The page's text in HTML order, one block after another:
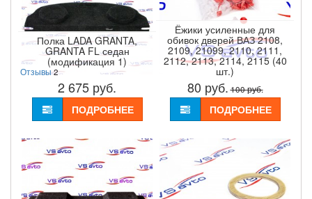
Полка LADA GRANTA,
GRANTA FL седан
(модификация 1)
Отзывы2
2 675 руб.
ПОДРОБНЕЕ
Ёжики усиленные для
обивок дверей ВАЗ 2108,
2109, 21099, 2110, 2111,
2112, 2113, 2114, 2115 (40
шт.)
80 руб. 100руб.
ПОДРОБНЕЕ